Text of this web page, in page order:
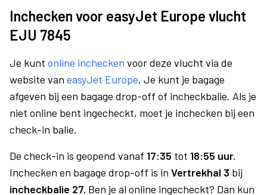
Inchecken voor easyJet Europe vlucht
EJU 7845
Je kunt online inchecken voor deze vlucht via de
website van easyJet Europe. Je kunt je bagage
afgeven bij een bagage drop-off of incheckbalie. Als je
niet online bent ingecheckt, moet je inchecken bij een
check-in balie.
De check-in is geopend vanaf 17:35 tot 18:55 uur.
Inchecken en bagage drop-off is in Vertrekhal 3 bij
incheckbalie 27. Ben je al online ingecheckt? Dan kun